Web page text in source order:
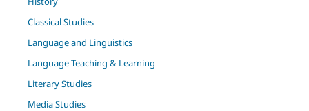
Classical Studies
Language and Linguistics
Language Teaching & Learning
Literary Studies
Media Studies